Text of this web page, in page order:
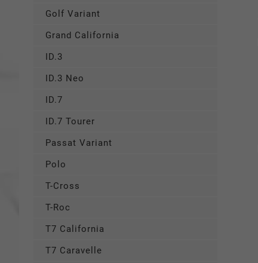
Golf Variant
Grand California
ID.3
ID.3 Neo
ID.7
ID.7 Tourer
Passat Variant
Polo
T-Cross
T-Roc
T7 California
T7 Caravelle